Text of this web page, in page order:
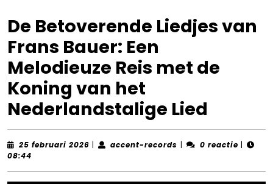
De Betoverende Liedjes van
Frans Bauer: Een
Melodieuze Reis met de
Koning van het
Nederlandstalige Lied
25 februari 2026 25
| accent-records accent-
| 0 reactie |
08:44